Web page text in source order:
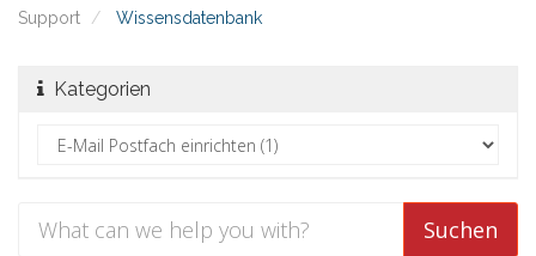
Support Wissensdatenbank
Kategorien